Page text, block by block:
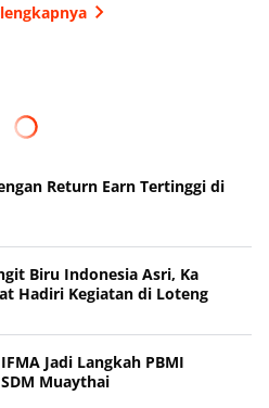
Return Earn Tertinggi di
Biru Indonesia Asri, Ka
Hadiri Kegiatan di Loteng
Jadi Langkah PBMI
Muaythai